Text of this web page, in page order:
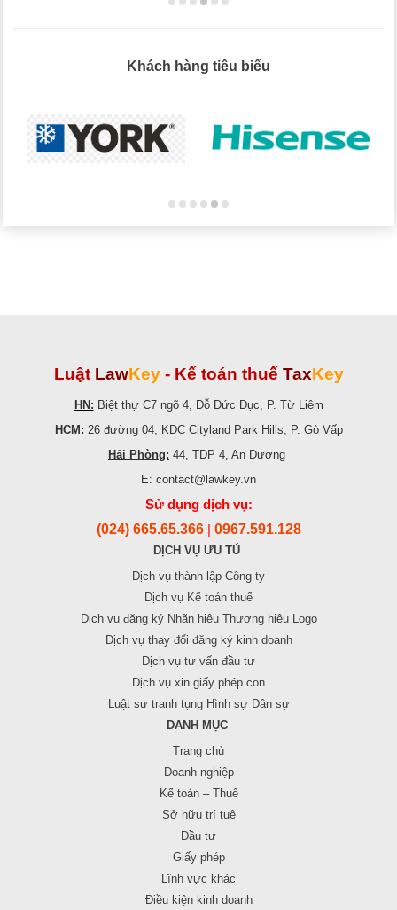
Khách hàng tiêu biểu
Luật LawKey - Kế toán thuế TaxKey
HN: Biệt thự C7 ngõ 4, Đỗ Đức Dục, P. Từ Liêm
HCM: 26 đường 04, KDC Cityland Park Hills, P. Gò Vấp
Hải Phòng: 44, TDP 4, An Dương
E: contact@lawkey.vn
Sử dụng dịch vụ:
(024) 665.65.366 | 0967.591.128
DỊCH VỤ ƯU TÚ
Dịch vụ thành lập Công ty
Dịch vụ Kế toán thuế
Dịch vụ đăng ký Nhãn hiệu Thương hiệu Logo
Dịch vụ thay đổi đăng ký kinh doanh
Dịch vụ tư vấn đầu tư
Dịch vụ xin giấy phép con
Luật sư tranh tụng Hình sự Dân sự
DANH MỤC
Trang chủ
Doanh nghiệp
Kế toán – Thuế
Sở hữu trí tuệ
Đầu tư
Giấy phép
Lĩnh vực khác
Điều kiện kinh doanh